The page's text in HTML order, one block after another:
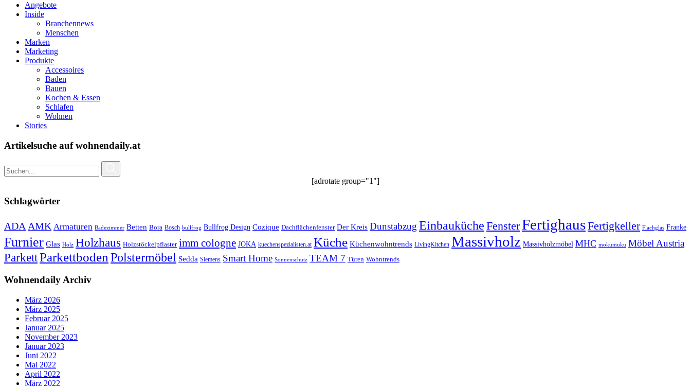
Angebote
Inside
Branchennews
Menschen
Marken
Marketing
Produkte
Accessoires
Baden
Bauen
Kochen & Essen
Schlafen
Wohnen
Stories
Artikelsuche auf wohnendaily.at
[adrotate group="1"]
Schlagwörter
ADA AMK Armaturen Badezimmer Betten Bora Bosch bullfrog Bullfrog Design Cozique Dachflächenfenster Der Kreis Dunstabzug Einbauküche FensterFertighausFertigkeller Flachglas Franke
Furnier Glas Holz Holzhaus Holzstöckelpflaster imm cologne JOKA kuechenspezialisten.at Küche Küchenwohntrends LivingKitchen Massivholz Massivholzmöbel MHC mokumuku Möbel Austria
ParkettParkettboden Polstermöbel Sedda Siemens Smart Home Sonnenschutz TEAM 7 Türen Wohntrends
Wohnendaily Archiv
März 2026
März 2025
Februar 2025
Januar 2025
November 2023
Januar 2023
Juni 2022
Mai 2022
April 2022
März 2022